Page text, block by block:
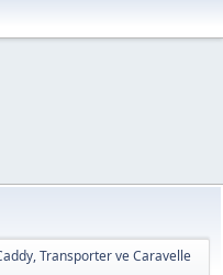
Transporter ve Caravelle